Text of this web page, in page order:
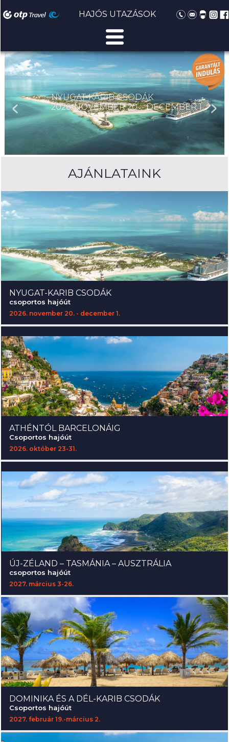
HAJÓS UTAZÁSOK
NYUGAT-KARIB CSODÁK
2026. NOVEMBER 20. - DECEMBER 1.
AJÁNLATAINK
NYUGAT-KARIB CSODÁK
csoportos hajóút
2026. november 20. - december 1.
ATHÉNTÓL BARCELONÁIG
Csoportos hajóút
2026. október 23-31.
ÚJ-ZÉLAND – TASMÁNIA – AUSZTRÁLIA
csoportos hajóút
2027. március 3-26.
DOMINIKA ÉS A DÉL-KARIB CSODÁK
Csoportos hajóút
2027. február 19.-március 2.